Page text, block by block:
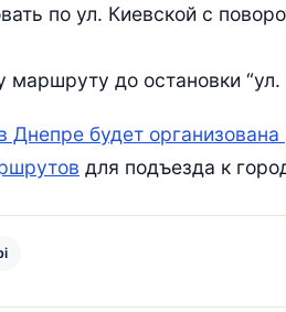
по ул. Киевской с
до остановки “ул.
будет организована
для подъезда к